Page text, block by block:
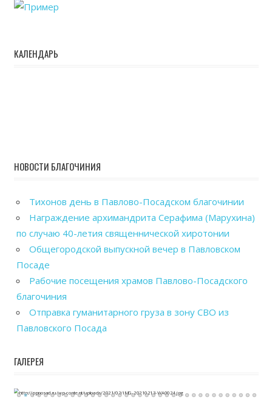
КАЛЕНДАРЬ
НОВОСТИ БЛАГОЧИНИЯ
Тихонов день в Павлово-Посадском благочинии
Награждение архимандрита Серафима (Марухина)
по случаю 40-летия священнической хиротонии
Общегородской выпускной вечер в Павловском
Посаде
Рабочие посещения храмов Павлово-Посадского
благочиния
Отправка гуманитарного груза в зону СВО из
Павловского Посада
ГАЛЕРЕЯ